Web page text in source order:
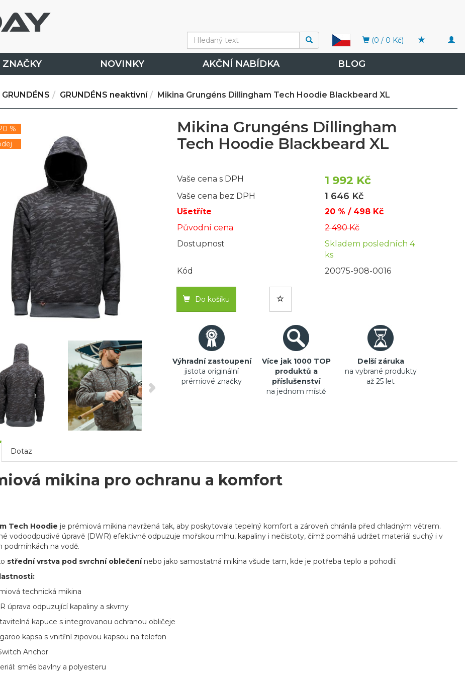
(0 / 0 Kč)
ZNAČKY NOVINKY AKČNÍ NABÍDKA BLOG
GRUNDÉNS GRUNDÉNS neaktivní Mikina Grungéns Dillingham Tech Hoodie Blackbeard XL
%
Mikina Grungéns Dillingham
Tech Hoodie Blackbeard XL
Vaše cena s DPH 1 992 Kč
Vaše cena bez DPH 1 646 Kč
Ušetříte
20 % / 498 Kč
Původní cena
2 490 Kč
Dostupnost
Skladem posledních 4
ks
Kód
20075-908-0016
Do košíku
Výhradní zastoupení
jistota originální
prémiové značky
Více jak 1000 TOP
produktů a
příslušenství
na jednom místě
Delší záruka
na vybrané produkty
až 25 let
Dotaz
mikina pro ochranu a komfort
Tech Hoodie je prémiová mikina navržená tak, aby poskytovala tepelný komfort a zároveň chránila před chladným větrem.
vodoodpudivé úpravě (DWR) efektivně odpuzuje mořskou mlhu, kapaliny i nečistoty, čímž pomáhá udržet materiál suchý i v
podmínkách na vodě.
střední vrstva pod svrchní oblečenínebo jako samostatná mikina všude tam, kde je potřeba teplo a pohodlí.
technická mikina
úprava odpuzující kapaliny a skvrny
kapuce s integrovanou ochranou obličeje
kapsa s vnitřní zipovou kapsou na telefon
Anchor
směs bavlny a polyesteru